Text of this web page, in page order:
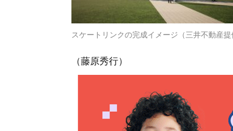
スケートリンクの完成イメージ（三井不動産
（藤原秀行）